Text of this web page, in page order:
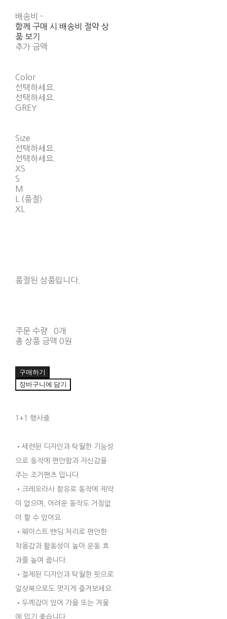
배송비 -
함께 구매 시 배송비 절약 상
품 보기
추가 금액
Color
선택하세요.
선택하세요.
GREY
Size
선택하세요.
선택하세요.
XS
S
M
L (품절)
XL
품절된 상품입니다.
주문 수량
0개
총 상품 금액 0원
구매하기
장바구니에 담기
1+1 행사중
•세련된 디자인과 탁월한 기능성
으로 동작에 편안함과 자신감을
주는 조거팬츠 입니다.
•크레오라사 함유로 동작에 제약
이 없으며, 어려운 동작도 거침없
이 할 수 있어요.
•웨이스트 밴딩 처리로 편안한
착용감과 활동성이 높아 운동 효
과를 높여 줍니다.
•절제된 디자인과 탁월한 핏으로
일상복으로도 멋지게 즐겨보세요.
•두께감이 있어 가을 또는 겨울
에 입기 좋습니다.